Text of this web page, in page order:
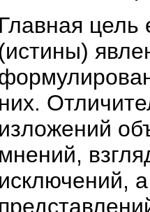
Главная цель
(истины)
них.
изложений
мнений,
исключений,